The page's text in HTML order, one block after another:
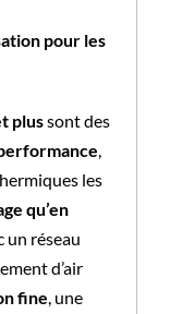
pour les
plussont des
les
qu’en
un réseau
d’air
fine , une